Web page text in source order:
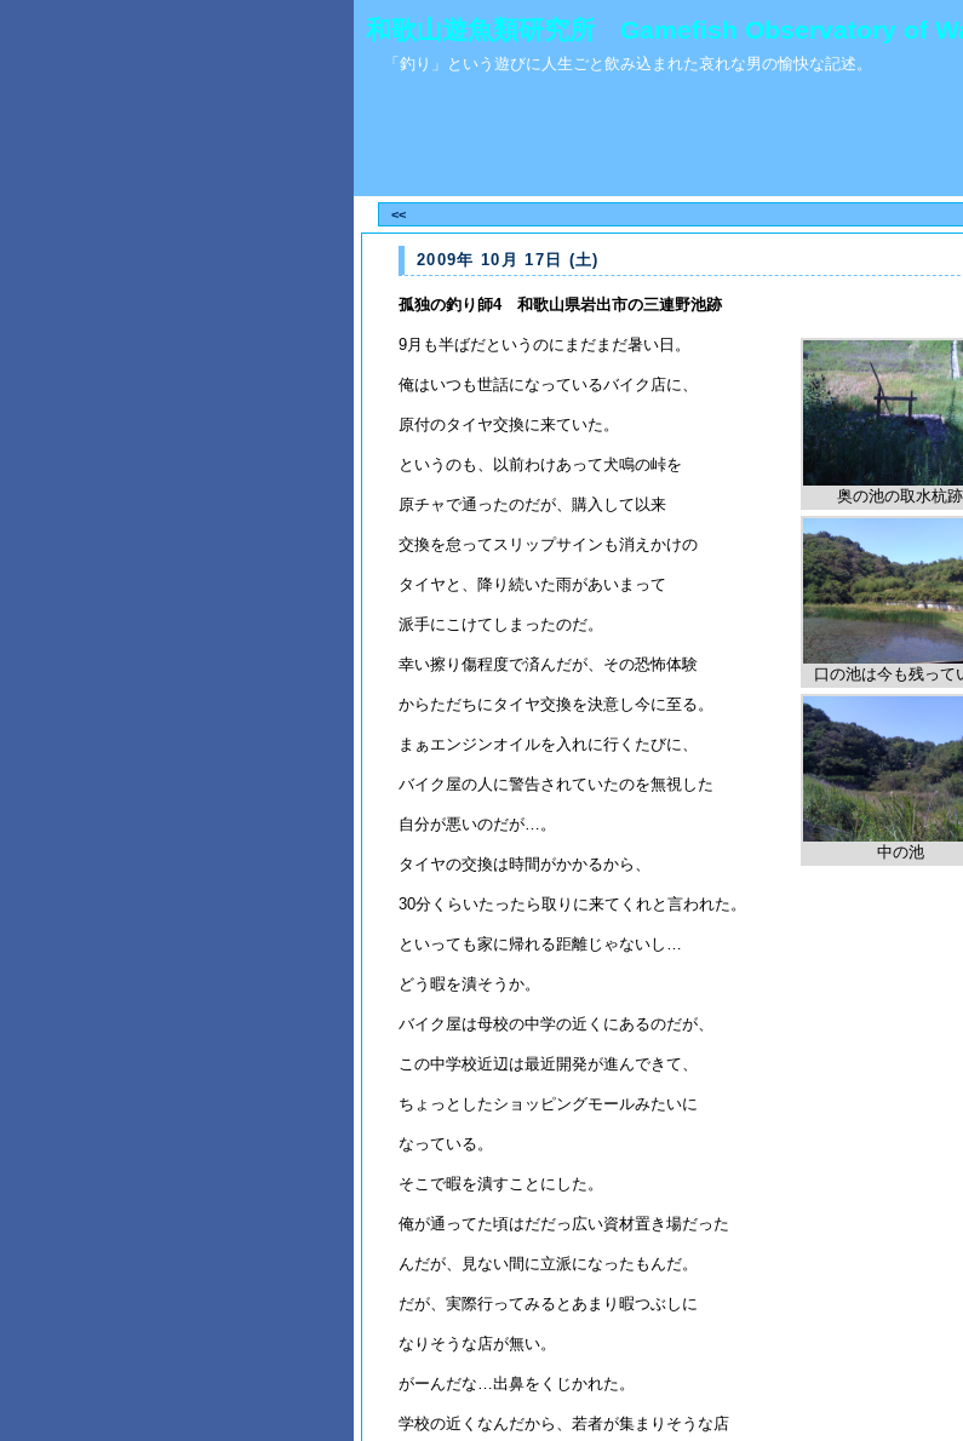
和歌山遊魚類研究所 Gamefish Observatory of
「釣り」という遊びに人生ごと飲み込まれた哀れな男の愉快な記述。
<<
2009年 10月 17日 (土)
孤独の釣り師4 和歌山県岩出市の三連野池跡
奥の池の取水杭跡
口の池は今も残って
中の池
9月も半ばだというのにまだまだ暑い日。
俺はいつも世話になっているバイク店に、
原付のタイヤ交換に来ていた。
というのも、以前わけあって犬鳴の峠を
原チャで通ったのだが、購入して以来
交換を怠ってスリップサインも消えかけの
タイヤと、降り続いた雨があいまって
派手にこけてしまったのだ。
幸い擦り傷程度で済んだが、その恐怖体験
からただちにタイヤ交換を決意し今に至る。
まぁエンジンオイルを入れに行くたびに、
バイク屋の人に警告されていたのを無視した
自分が悪いのだが…。
タイヤの交換は時間がかかるから、
30分くらいたったら取りに来てくれと言われた。
といっても家に帰れる距離じゃないし…
どう暇を潰そうか。
バイク屋は母校の中学の近くにあるのだが、
この中学校近辺は最近開発が進んできて、
ちょっとしたショッピングモールみたいに
なっている。
そこで暇を潰すことにした。
俺が通ってた頃はだだっ広い資材置き場だった
んだが、見ない間に立派になったもんだ。
だが、実際行ってみるとあまり暇つぶしに
なりそうな店が無い。
がーんだな…出鼻をくじかれた。
学校の近くなんだから、若者が集まりそうな店